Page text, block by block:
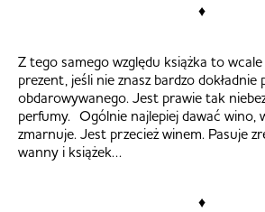
♦
Z tego samego względu książka to
prezent, jeśli nie znasz bardzo dokładnie
obdarowywanego. Jest prawie tak
perfumy. Ogólnie najlepiej dawać wino,
zmarnuje. Jest przecież winem. Pasuje
wanny i książek…
♦